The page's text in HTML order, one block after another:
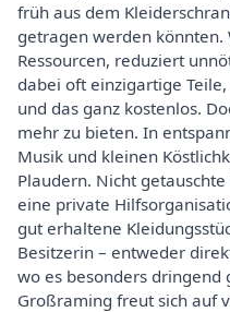
früh aus dem
getragen werden könnten.
Ressourcen, reduziert
dabei oft einzigartige
und das ganz kostenlos.
mehr zu bieten. In
Musik und kleinen
Plaudern. Nicht
eine private
gut erhaltene
Besitzerin – entweder
wo es besonders dringend
Großraming freut sich auf